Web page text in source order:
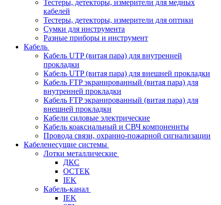
Тестеры, детекторы, измерители для медных
кабелей
Тестеры, детекторы, измерители для оптики
Сумки для инструмента
Разные приборы и инструмент
Кабель
Кабель UTP (витая пара) для внутренней
прокладки
Кабель UTP (витая пара) для внешней прокладки
Кабель FTP экранированный (витая пара) для
внутренней прокладки
Кабель FTP экранированный (витая пара) для
внешней прокладки
Кабели силовые электрические
Кабель коаксиальный и СВЧ компоненнты
Провода связи, охранно-пожарной сигнализации
Кабеленесущие системы
Лотки металлические
ДКС
ОСТЕК
IEK
Кабель-канал
IEK